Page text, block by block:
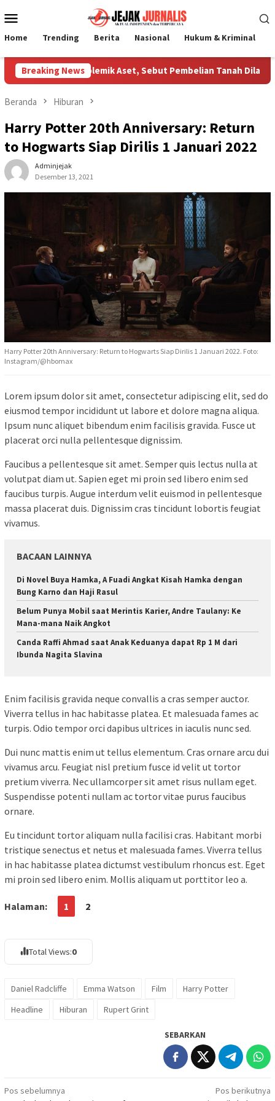
ke
Mobile
Home Trending Berita Nasional Hukum & Kriminal
Breaking News
Polemik Aset, Sebut Pembelian Tanah Dilakukan
Beranda Hiburan
Harry Potter 20th Anniversary: Return
to Hogwarts Siap Dirilis 1 Januari 2022
Adminjejak
Desember 13, 2021
Harry Potter 20th Anniversary: Return to Hogwarts Siap Dirilis 1 Januari 2022. Foto:
Instagram/@hbomax
Lorem ipsum dolor sit amet, consectetur adipiscing elit, sed do
eiusmod tempor incididunt ut labore et dolore magna aliqua.
Ipsum nunc aliquet bibendum enim facilisis gravida. Fusce ut
placerat orci nulla pellentesque dignissim.
Faucibus a pellentesque sit amet. Semper quis lectus nulla at
volutpat diam ut. Sapien eget mi proin sed libero enim sed
faucibus turpis. Augue interdum velit euismod in pellentesque
massa placerat duis. Dignissim cras tincidunt lobortis feugiat
vivamus.
BACAAN LAINNYA
Di Novel Buya Hamka, A Fuadi Angkat Kisah Hamka dengan
Bung Karno dan Haji Rasul
Belum Punya Mobil saat Merintis Karier, Andre Taulany: Ke
Mana-mana Naik Angkot
Canda Raffi Ahmad saat Anak Keduanya dapat Rp 1 M dari
Ibunda Nagita Slavina
Enim facilisis gravida neque convallis a cras semper auctor.
Viverra tellus in hac habitasse platea. Et malesuada fames ac
turpis. Odio tempor orci dapibus ultrices in iaculis nunc sed.
Dui nunc mattis enim ut tellus elementum. Cras ornare arcu dui
vivamus arcu. Feugiat nisl pretium fusce id velit ut tortor
pretium viverra. Nec ullamcorper sit amet risus nullam eget.
Suspendisse potenti nullam ac tortor vitae purus faucibus
ornare.
Eu tincidunt tortor aliquam nulla facilisi cras. Habitant morbi
tristique senectus et netus et malesuada fames. Viverra tellus
in hac habitasse platea dictumst vestibulum rhoncus est. Eget
mi proin sed libero enim. Mollis aliquam ut porttitor leo a.
Halaman: 1 2
Total Views:0
Daniel Radcliffe Emma Watson Film
Harry Potter
Headline
Hiburan Rupert Grint
SEBARKAN
Navigasi
Pos sebelumnya
Pos berikutnya